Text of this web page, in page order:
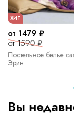
ХИТ
от 1479 ₽
от 1590 ₽
Постельное белье
Эрин
Вы